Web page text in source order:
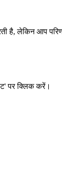
है, लेकिन आप
पर क्लिक करें।